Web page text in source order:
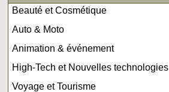
Beauté et Cosmétique
Auto & Moto
Animation & événement
High-Tech et Nouvelles technologies
Voyage et Tourisme